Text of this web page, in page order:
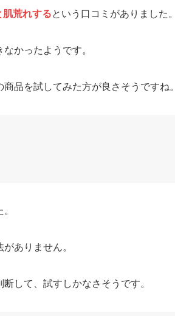
荒れするという口コミがありました。
かったようです。
品を試してみた方が良さそうですね。
ありません。
して、試すしかなさそうです。